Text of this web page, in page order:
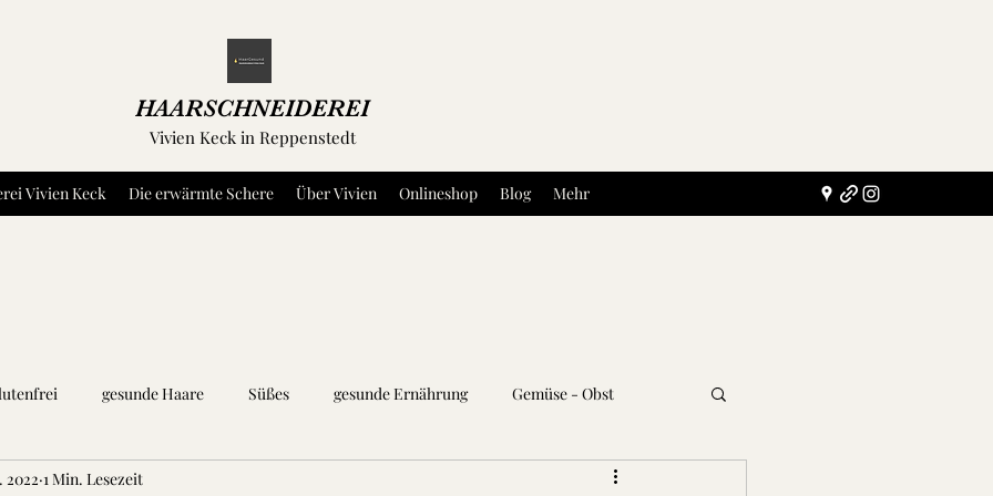
HAARSCHNEIDEREI
Vivien Keck in Reppenstedt
Vivien Keck Die erwärmte Schere Über Vivien Onlineshop Blog Mehr
gesunde Haare Süßes gesunde Ernährung Gemüse - Obst
und Gewürze
2022 1 Min. Lesezeit